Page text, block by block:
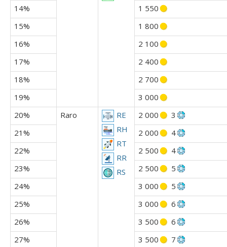
14%
1 550
15%
1 800
16%
2 100
17%
2 400
18%
2 700
19%
3 000
20%
Raro
RE
RH
RT
RR
RS
2 000
3
21%
2 000
4
22%
2 500
4
23%
2 500
5
24%
3 000
5
25%
3 000
6
26%
3 500
6
27%
3 500 7